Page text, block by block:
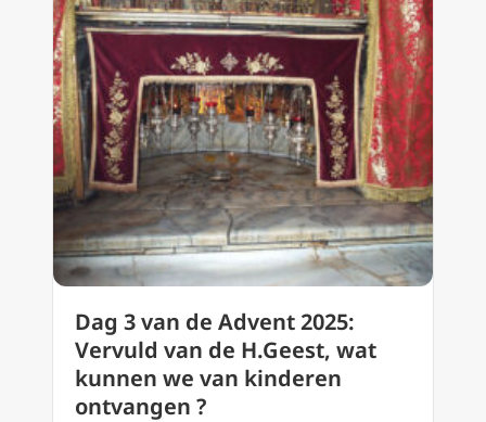
Dag 3 van de Advent 2025:
Vervuld van de H.Geest, wat
kunnen we van kinderen
ontvangen ?